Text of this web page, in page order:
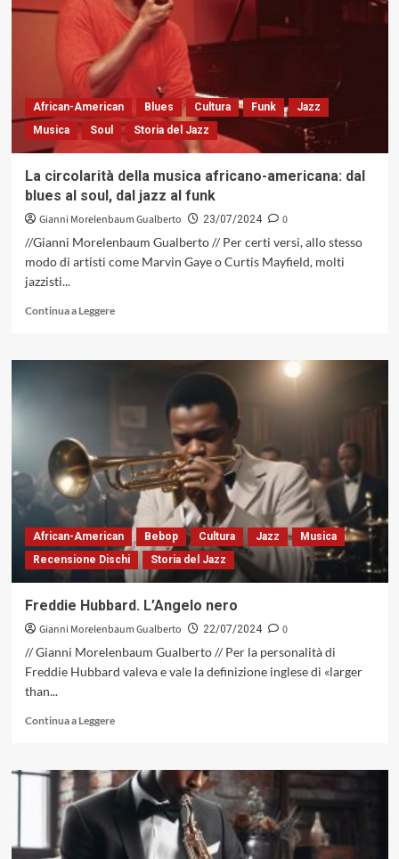
Village»,
l’inizio
della
fine
di
un
enigma
sonoro,
mai
tutto
risolto
African-American Blues Cultura Funk
Jazz
Musica
Soul Storia del Jazz
La circolarità della musica africano-americana: dal
blues al soul, dal jazz al funk
Gianni Morelenbaum Gualberto 23/07/2024
0
//Gianni Morelenbaum Gualberto // Per certi versi, allo stesso
modo di artisti come Marvin Gaye o Curtis Mayfield, molti
jazzisti...
Continua a LeggereLeggi
su
della
musica
africano-
americana:
dal
blues
al
soul,
dal
jazz
African-American Bebop Cultura Jazz
Musica
Recensione Dischi
Storia del Jazz
Freddie Hubbard. L’Angelo nero
Gianni Morelenbaum Gualberto 22/07/2024
0
// Gianni Morelenbaum Gualberto // Per la personalità di
Freddie Hubbard valeva e vale la definizione inglese di «larger
than...
Continua a LeggereLeggi
su
Freddie
Hubbard.
L’Angelo
nero